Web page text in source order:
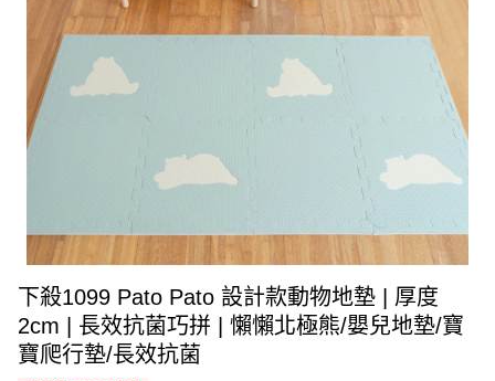
下殺1099 Pato Pato 設計款動物地墊 | 厚度
2cm | 長效抗菌巧拼 | 懶懶北極熊/嬰兒地墊/寶
寶爬行墊/長效抗菌